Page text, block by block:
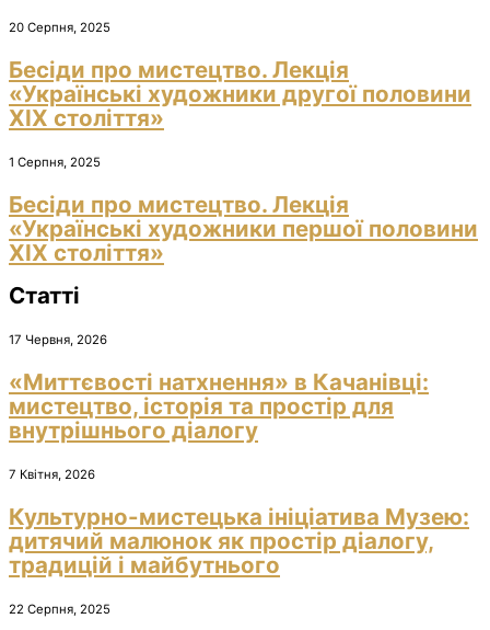
20 Серпня, 2025
Бесіди про мистецтво. Лекція
«Українські художники другої половини
ХІХ століття»
1 Серпня, 2025
Бесіди про мистецтво. Лекція
«Українські художники першої половини
ХІХ століття»
Статті
17 Червня, 2026
«Миттєвості натхнення» в Качанівці:
мистецтво, історія та простір для
внутрішнього діалогу
7 Квітня, 2026
Культурно-мистецька ініціатива Музею:
дитячий малюнок як простір діалогу,
традицій і майбутнього
22 Серпня, 2025